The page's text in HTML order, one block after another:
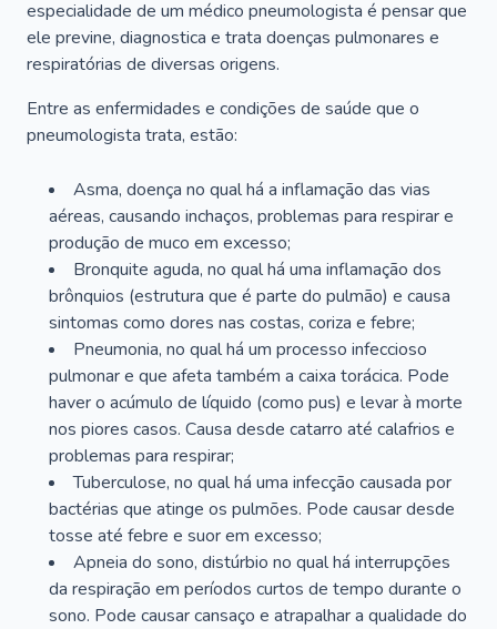
especialidade de um médico pneumologista é pensar que
ele previne, diagnostica e trata doenças pulmonares e
respiratórias de diversas origens.
Entre as enfermidades e condições de saúde que o
pneumologista trata, estão:
Asma, doença no qual há a inflamação das vias
aéreas, causando inchaços, problemas para respirar e
produção de muco em excesso;
Bronquite aguda, no qual há uma inflamação dos
brônquios (estrutura que é parte do pulmão) e causa
sintomas como dores nas costas, coriza e febre;
Pneumonia, no qual há um processo infeccioso
pulmonar e que afeta também a caixa torácica. Pode
haver o acúmulo de líquido (como pus) e levar à morte
nos piores casos. Causa desde catarro até calafrios e
problemas para respirar;
Tuberculose, no qual há uma infecção causada por
bactérias que atinge os pulmões. Pode causar desde
tosse até febre e suor em excesso;
Apneia do sono, distúrbio no qual há interrupções
da respiração em períodos curtos de tempo durante o
sono. Pode causar cansaço e atrapalhar a qualidade do